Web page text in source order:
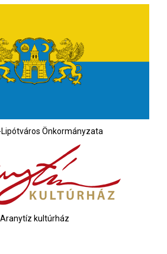
Lipótváros Önkormányzata
Aranytíz kultúrház